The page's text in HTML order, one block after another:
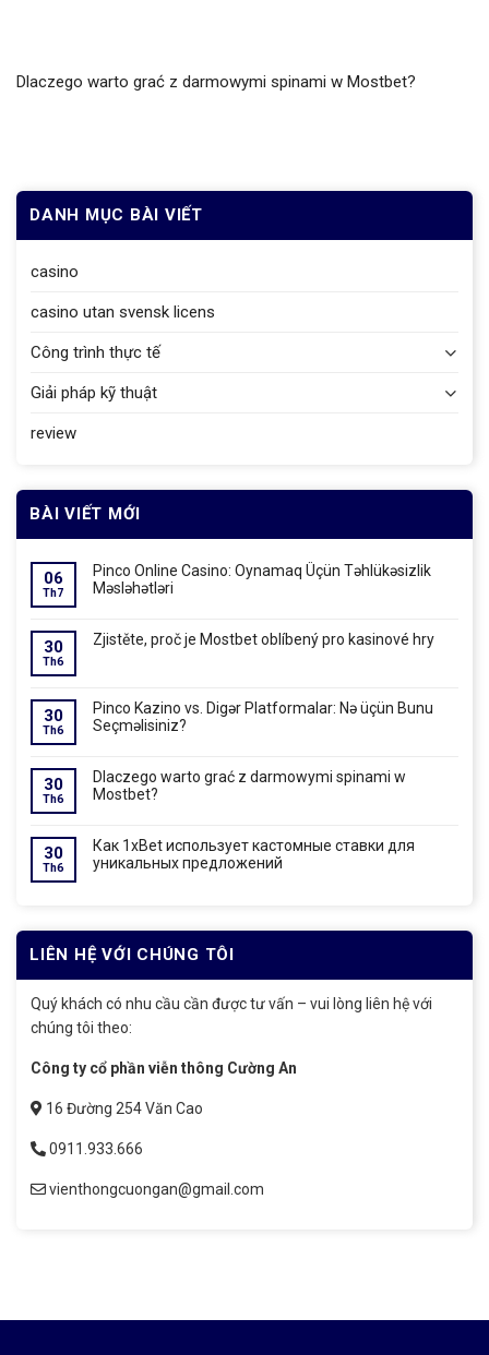
Dlaczego warto grać z darmowymi spinami w Mostbet?
DANH MỤC BÀI VIẾT
casino
casino utan svensk licens
Công trình thực tế
Giải pháp kỹ thuật
review
BÀI VIẾT MỚI
06
Th7
Pinco Online Casino: Oynamaq Üçün Təhlükəsizlik
Məsləhətləri
30
Th6
Zjistěte, proč je Mostbet oblíbený pro kasinové hry
30
Th6
Pinco Kazino vs. Digər Platformalar: Nə üçün Bunu
Seçməlisiniz?
30
Th6
Dlaczego warto grać z darmowymi spinami w
Mostbet?
30
Th6
Как 1xBet использует кастомные ставки для
уникальных предложений
LIÊN HỆ VỚI CHÚNG TÔI
Quý khách có nhu cầu cần được tư vấn – vui lòng liên hệ với
chúng tôi theo:
Công ty cổ phần viễn thông Cường An
16 Đường 254 Văn Cao
0911.933.666
vienthongcuongan@gmail.com